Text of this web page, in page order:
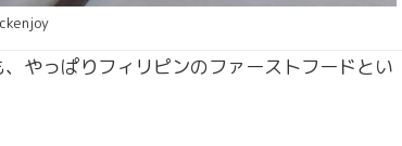
やっぱりフィリピンのファーストフードとい